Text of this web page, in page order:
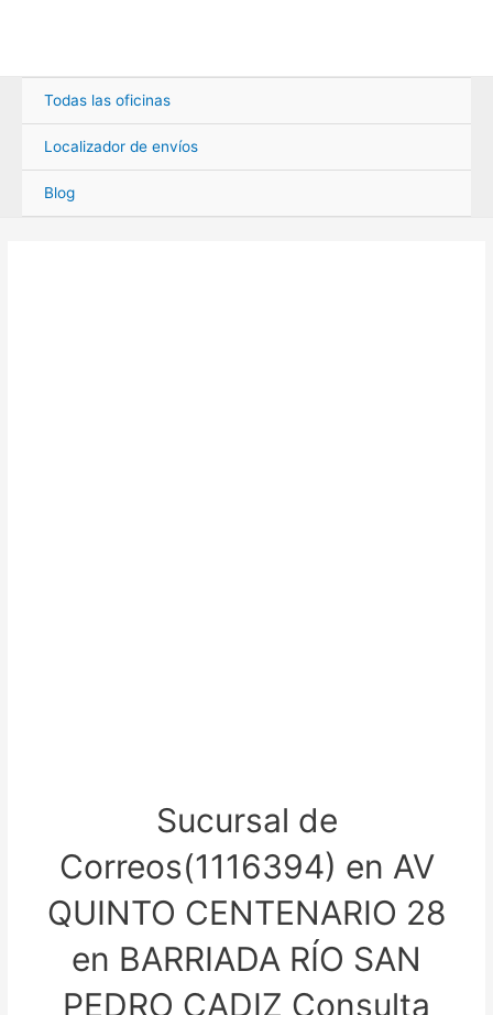
Todas las oficinas
Localizador de envíos
Blog
Sucursal de
Correos(1116394) en AV
QUINTO CENTENARIO 28
en BARRIADA RÍO SAN
PEDRO CADIZ Consulta